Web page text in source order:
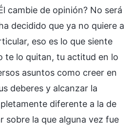
cambie de opinión? No será
decidido que ya no quiere a
eso es lo que siente
te lo quitan, tu actitud en lo
asuntos como creer en
deberes y alcanzar la
diferente a la de
sobre la que alguna vez fue